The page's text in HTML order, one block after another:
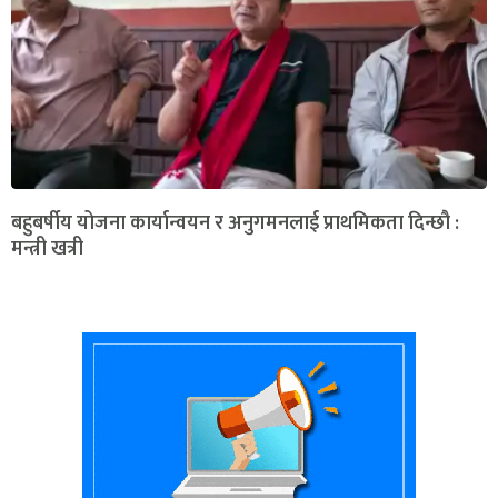
बहुबर्षीय योजना कार्यान्वयन र अनुगमनलाई प्राथमिकता दिन्छौ :
मन्त्री खत्री